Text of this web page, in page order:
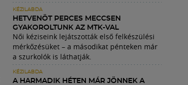
KÉZILABDA
HETVENÖT PERCES MECCSEN
GYAKOROLTUNK AZ MTK-VAL
Női kéziseink lejátszották első felkészülési
mérkőzésüket – a másodikat pénteken már
a szurkolók is láthatják.
KÉZILABDA
A HARMADIK HÉTEN MÁR JÖNNEK A